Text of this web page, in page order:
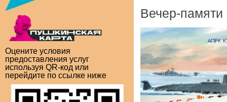
Оцените условия
предоставления услуг
используя QR-код или
перейдите по ссылке ниже
Вечер-